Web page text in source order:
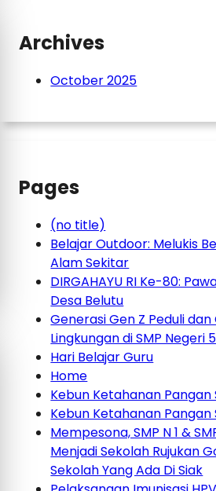
Archives
October 2025
Pages
(no title)
Belajar Outdoor: Melukis
Alam Sekitar
DIRGAHAYU RI Ke-80:
Desa Belutu
Generasi Gen Z Peduli
Lingkungan di SMP Negeri
Hari Belajar Guru
Home
Kebun Ketahanan Pangan
Kebun Ketahanan Pangan
Mempesona, SMP N 1 &
Menjadi Sekolah Rujukan
Sekolah Yang Ada Di Siak